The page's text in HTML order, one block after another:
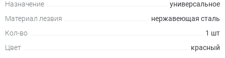
Назначение
универсальное
Материал лезвия
нержавеющая сталь
Кол-во
1 шт
Цвет
красный